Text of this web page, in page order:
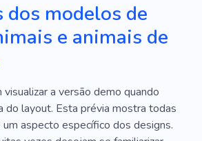
dos modelos de
e animais de
a versão demo quando
do layout. Esta prévia mostra todas
aspecto específico dos designs.